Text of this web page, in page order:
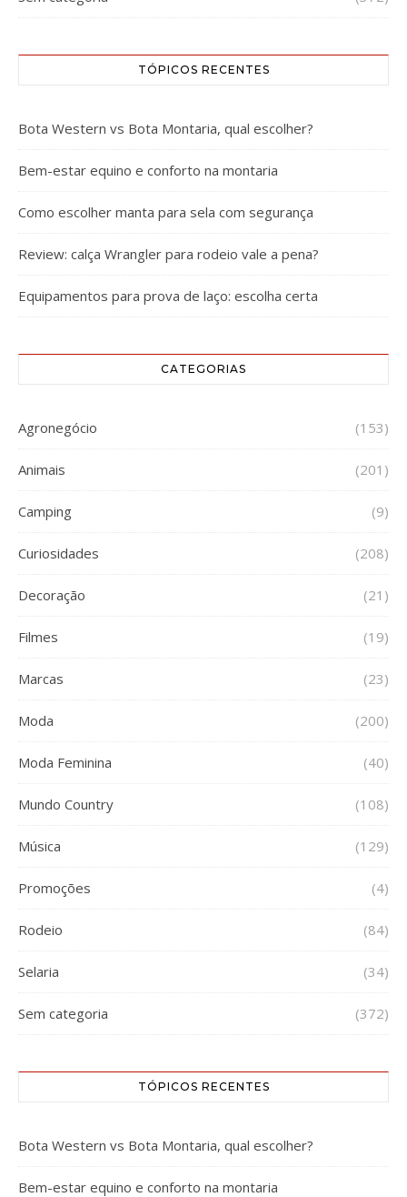
TÓPICOS RECENTES
Bota Western vs Bota Montaria, qual escolher?
Bem-estar equino e conforto na montaria
Como escolher manta para sela com segurança
Review: calça Wrangler para rodeio vale a pena?
Equipamentos para prova de laço: escolha certa
CATEGORIAS
Agronegócio (153)
Animais (201)
Camping (9)
Curiosidades (208)
Decoração (21)
Filmes (19)
Marcas (23)
Moda (200)
Moda Feminina (40)
Mundo Country (108)
Música (129)
Promoções (4)
Rodeio (84)
Selaria (34)
Sem categoria (372)
TÓPICOS RECENTES
Bota Western vs Bota Montaria, qual escolher?
Bem-estar equino e conforto na montaria